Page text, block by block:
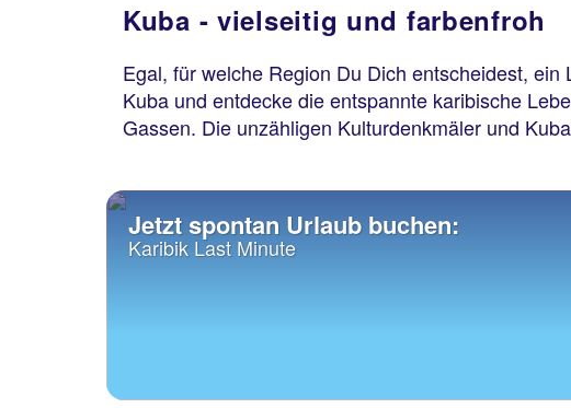
Kuba - vielseitig und farbenfroh
Egal, für welche Region Du Dich entscheidest,
Kuba und entdecke die entspannte karibische
Gassen. Die unzähligen Kulturdenkmäler und
Jetzt spontan Urlaub buchen:
Karibik Last Minute